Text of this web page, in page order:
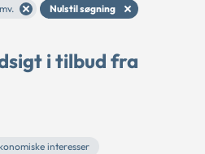
Nulstil søgning
i tilbud fra
interesser